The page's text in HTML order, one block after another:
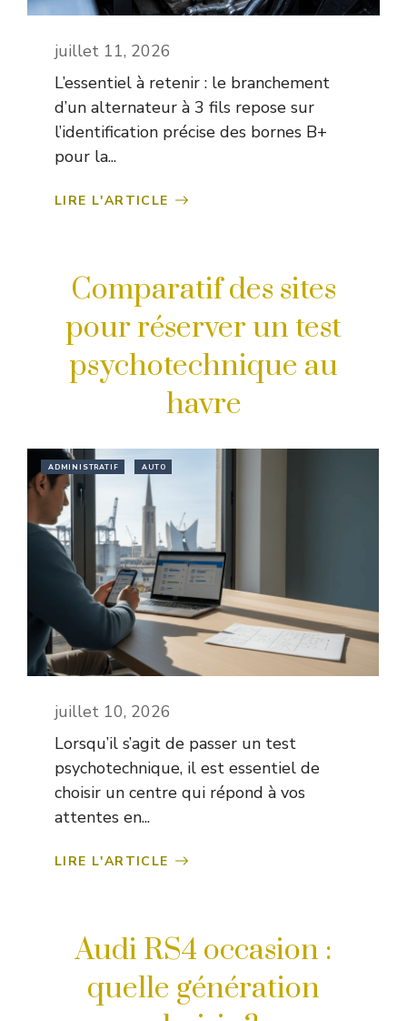
juillet 11, 2026
L’essentiel à retenir : le branchement
d’un alternateur à 3 fils repose sur
l’identification précise des bornes B+
pour la...
LIRE L'ARTICLE
Comparatif des sites
pour réserver un test
psychotechnique au
havre
ADMINISTRATIF AUTO
juillet 10, 2026
Lorsqu’il s’agit de passer un test
psychotechnique, il est essentiel de
choisir un centre qui répond à vos
attentes en...
LIRE L'ARTICLE
Audi RS4 occasion :
quelle génération